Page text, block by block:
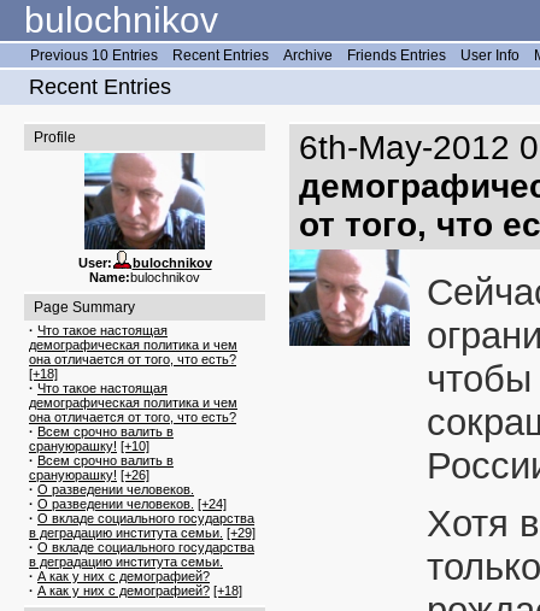
bulochnikov
Previous 10 Entries Recent Entries Archive Friends Entries User Info
Recent Entries
Profile
User:
bulochnikov
Name:bulochnikov
Page Summary
· Что такое настоящая
демографическая политика и чем
она отличается от того, что есть?
[+18]
· Что такое настоящая
демографическая политика и чем
она отличается от того, что есть?
· Всем срочно валить в
срануюрашку! [+10]
· Всем срочно валить в
срануюрашку! [+26]
· О разведении человеков.
· О разведении человеков. [+24]
· О вкладе социального государства
в деградацию института семьи. [+29]
· О вкладе социального государства
в деградацию института семьи.
· А как у них с демографией?
· А как у них с демографией? [+18]
6th-May-2012
от того, что
Хотя